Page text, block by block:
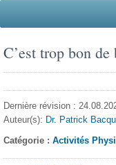
C’est trop bon
Dernière révision :
Auteur(s): Dr. Patrick
Catégorie :Activités